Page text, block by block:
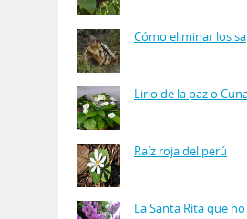
Cómo eliminar los
Lirio de la paz o
Raíz roja del perú
La Santa Rita que